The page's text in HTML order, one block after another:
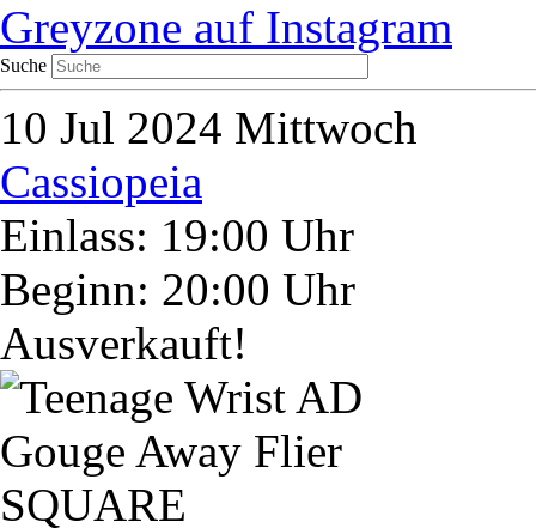
Greyzone auf Instagram
Suche
10 Jul 2024 Mittwoch
Cassiopeia
Einlass: 19:00 Uhr
Beginn: 20:00 Uhr
Ausverkauft!